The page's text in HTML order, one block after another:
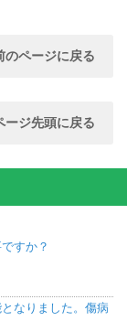
のページに戻る
ージ先頭に戻る
すか？
なりました。傷病